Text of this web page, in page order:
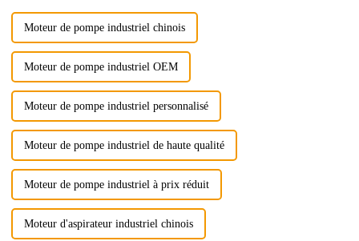
Moteur de pompe industriel chinois
Moteur de pompe industriel OEM
Moteur de pompe industriel personnalisé
Moteur de pompe industriel de haute qualité
Moteur de pompe industriel à prix réduit
Moteur d'aspirateur industriel chinois